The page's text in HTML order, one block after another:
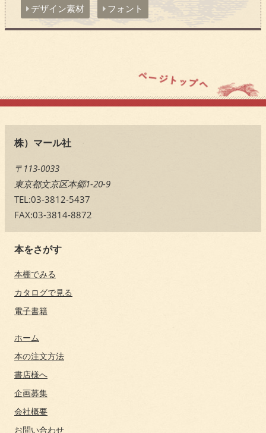
デザイン素材 フォント
株）マール社
〒113-0033
東京都文京区本郷1-20-9
TEL:03-3812-5437
FAX:03-3814-8872
本をさがす
本棚でみる
カタログで見る
電子書籍
ホーム
本の注文方法
書店様へ
企画募集
会社概要
お問い合わせ